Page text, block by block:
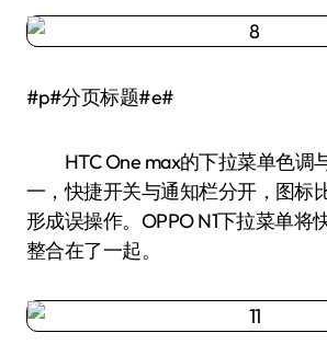
#p#分页标题#e#
HTC One max的下拉菜单色调
一，快捷开关与通知栏分开，图标
形成误操作。OPPO N1下拉菜单将
整合在了一起。